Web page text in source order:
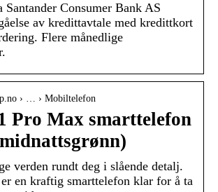
Consumer Bank AS
av kredittavtale med kredittkort
Flere månedlige
› … › Mobiltelefon
Pro Max smarttelefon
verden rundt deg i slående detalj.
en kraftig smarttelefon klar for å ta